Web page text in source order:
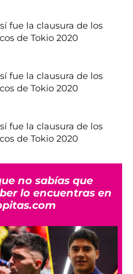
no sabías que
lo encuentras en